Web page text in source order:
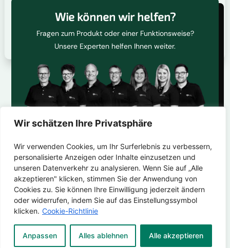
Wir schätzen Ihre Privatsphäre
Wir verwenden Cookies, um Ihr Surferlebnis zu verbessern,
personalisierte Anzeigen oder Inhalte einzusetzen und
unseren Datenverkehr zu analysieren. Wenn Sie auf „Alle
akzeptieren" klicken, stimmen Sie der Anwendung von
Cookies zu. Sie können Ihre Einwilligung jederzeit ändern
oder widerrufen, indem Sie auf das Einstellungssymbol
klicken. Cookie-Richtlinie
Anpassen Alles ablehnen Alle akzeptieren
F
i
r
m
a
/
V
o
Wie können wir helfen?
Fragen zum Produkt oder einer Funktionsweise?
Unsere Experten helfen Ihnen weiter.